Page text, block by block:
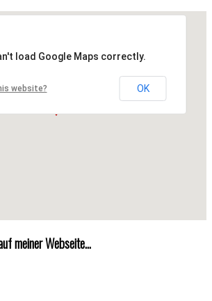
load Google Maps correctly.
website? OK
meiner Webseite...